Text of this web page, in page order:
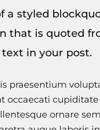
a styled
that is quoted
in your post.
praesentium
occaecati
ornare